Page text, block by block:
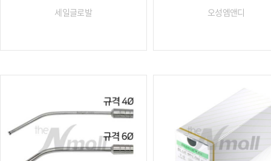
세일글로발 오성엠앤디